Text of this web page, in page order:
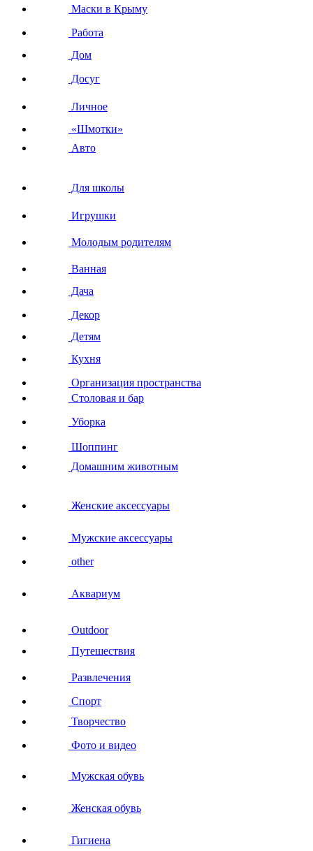
Маски в Крыму
Работа
Дом
Досуг
Личное
«Шмотки»
Авто
Для школы
Игрушки
Молодым родителям
Ванная
Дача
Декор
Детям
Кухня
Организация пространства
Столовая и бар
Уборка
Шоппинг
Домашним животным
Женские аксессуары
Мужские аксессуары
other
Аквариум
Outdoor
Путешествия
Развлечения
Спорт
Творчество
Фото и видео
Мужская обувь
Женская обувь
Гигиена